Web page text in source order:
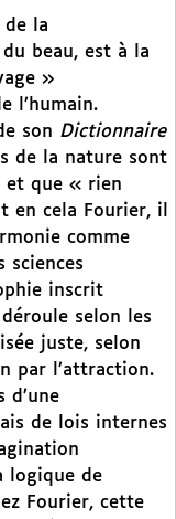
de la
beau, est à la
»
l’humain.
son Dictionnaire
de la nature sont
et que « rien
en cela Fourier, il
comme
sciences
inscrit
selon les
juste, selon
par l’attraction.
d’une
de lois internes
logique de
Fourier, cette